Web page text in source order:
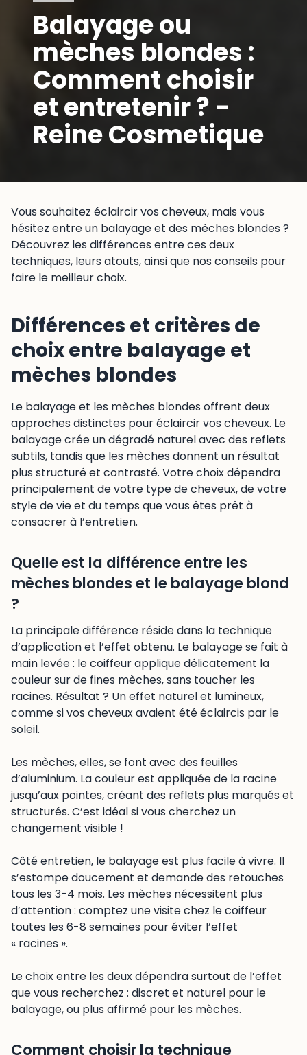
Balayage ou
mèches blondes :
Comment choisir
et entretenir ? -
Reine Cosmetique
Vous souhaitez éclaircir vos cheveux, mais vous
hésitez entre un balayage et des mèches blondes ?
Découvrez les différences entre ces deux
techniques, leurs atouts, ainsi que nos conseils pour
faire le meilleur choix.
Différences et critères de
choix entre balayage et
mèches blondes
Le balayage et les mèches blondes offrent deux
approches distinctes pour éclaircir vos cheveux. Le
balayage crée un dégradé naturel avec des reflets
subtils, tandis que les mèches donnent un résultat
plus structuré et contrasté. Votre choix dépendra
principalement de votre type de cheveux, de votre
style de vie et du temps que vous êtes prêt à
consacrer à l’entretien.
Quelle est la différence entre les
mèches blondes et le balayage blond
?
La principale différence réside dans la technique
d’application et l’effet obtenu. Le balayage se fait à
main levée : le coiffeur applique délicatement la
couleur sur de fines mèches, sans toucher les
racines. Résultat ? Un effet naturel et lumineux,
comme si vos cheveux avaient été éclaircis par le
soleil.
Les mèches, elles, se font avec des feuilles
d’aluminium. La couleur est appliquée de la racine
jusqu’aux pointes, créant des reflets plus marqués et
structurés. C’est idéal si vous cherchez un
changement visible !
Côté entretien, le balayage est plus facile à vivre. Il
s’estompe doucement et demande des retouches
tous les 3-4 mois. Les mèches nécessitent plus
d’attention : comptez une visite chez le coiffeur
toutes les 6-8 semaines pour éviter l’effet
« racines ».
Le choix entre les deux dépendra surtout de l’effet
que vous recherchez : discret et naturel pour le
balayage, ou plus affirmé pour les mèches.
Comment choisir la technique